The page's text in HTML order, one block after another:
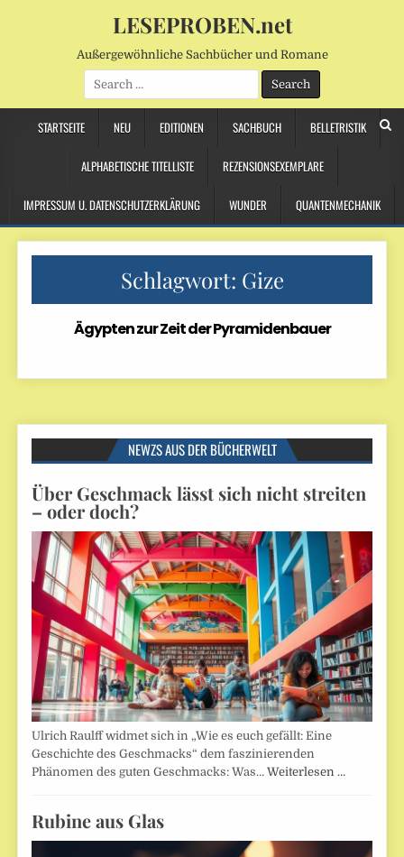
LESEPROBEN.net
Außergewöhnliche Sachbücher und Romane
Search
for:
STARTSEITE NEU EDITIONEN SACHBUCH BELLETRISTIK
ALPHABETISCHE TITELLISTE REZENSIONSEXEMPLARE
IMPRESSUM U. DATENSCHUTZERKLÄRUNG WUNDER QUANTENMECHANIK
Schlagwort: Gize
Ägypten zur Zeit der Pyramidenbauer
NEWZS AUS DER BÜCHERWELT
Über Geschmack lässt sich nicht streiten
– oder doch?
Ulrich Raulff widmet sich in „Wie es euch gefällt: Eine
Geschichte des Geschmacks“ dem faszinierenden
Phänomen des guten Geschmacks: Was…Weiterlesen …
Rubine aus Glas